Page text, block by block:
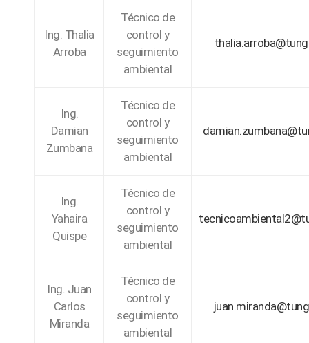
Ing. Thalia
Arroba
Técnico de
control y
seguimiento
ambiental
Ing.
Damian
Zumbana
Técnico de
control y
seguimiento
ambiental
Ing.
Yahaira
Quispe
Técnico de
control y
seguimiento
ambiental
Ing. Juan
Carlos
Miranda
Técnico de
control y
seguimiento
ambiental